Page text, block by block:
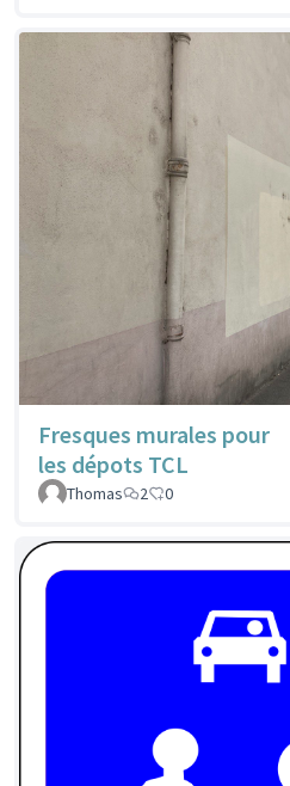
Fresques murales pour
les dépots TCL
Thomas
2 0